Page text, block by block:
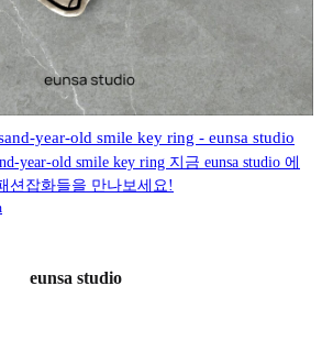
year-old smile key ring - eunsa studio
year-old smile key ring 지금 eunsa studio 에
션잡화들을 만나보세요!
eunsa studio